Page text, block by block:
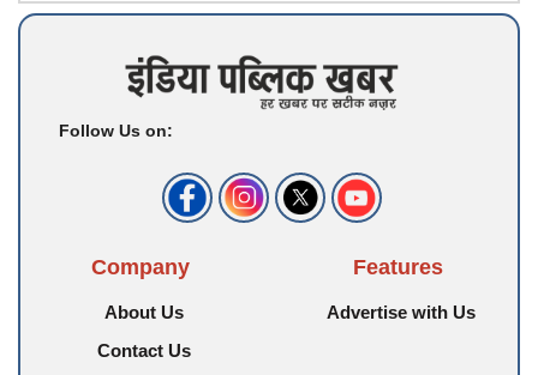
Follow Us on:
Company
About Us
Contact Us
Features
Advertise with Us